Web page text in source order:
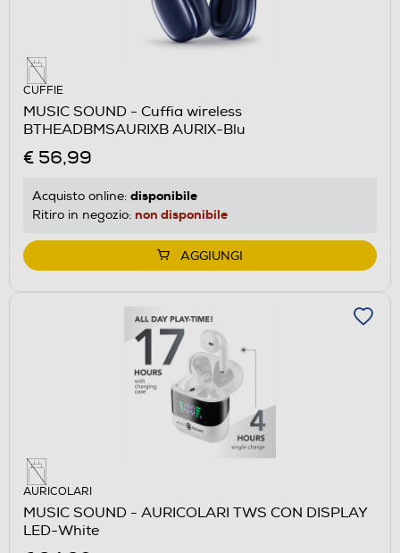
CUFFIE
MUSIC SOUND - Cuffia wireless
BTHEADBMSAURIXB AURIX-Blu
€ 56,99
Acquisto online: disponibile
Ritiro in negozio: non disponibile
AGGIUNGI
AURICOLARI
MUSIC SOUND - AURICOLARI TWS CON DISPLAY
LED-White